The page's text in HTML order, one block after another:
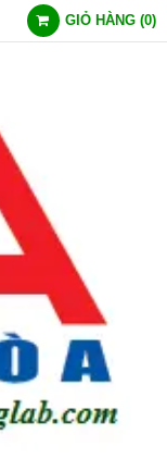
GIỎ HÀNG (0)